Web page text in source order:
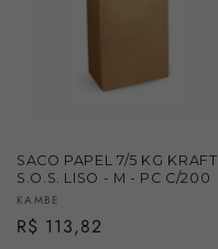
SACO PAPEL 7/5 KG KRAFT
S.O.S. LISO - M - PC C/200
Fornecedor:
KAMBE
Preço
R$ 113,82